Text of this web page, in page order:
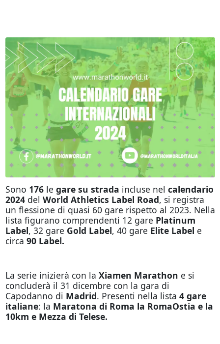
Sono 176le gare su strada incluse nel calendario
2024 del World Athletics Label Road, si registra
un flessione di quasi 60 gare rispetto al 2023. Nella
lista figurano comprendenti 12 gare Platinum
Label, 32 gare Gold Label, 40 gare Elite Label e
circa 90 Label.
La serie inizierà con la Xiamen Marathon e si
concluderà il 31 dicembre con la gara di
Capodanno di Madrid. Presenti nella lista 4 gare
italiane: la Maratona di Roma la RomaOstia e la
10km e Mezza di Telese.